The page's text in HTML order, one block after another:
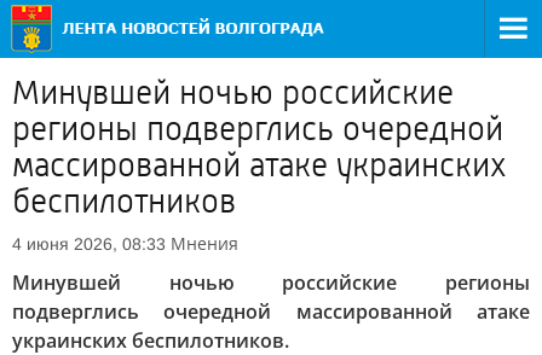
Минувшей ночью российские
регионы подверглись очередной
массированной атаке украинских
беспилотников
4 июня 2026, 08:33 Мнения
Минувшей ночью российские регионы
подверглись очередной массированной атаке
украинских беспилотников.